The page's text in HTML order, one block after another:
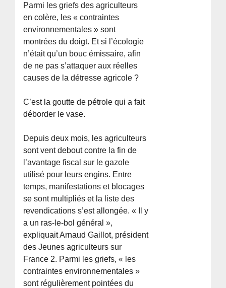
Parmi les griefs des agriculteurs
en colère, les « contraintes
environnementales » sont
montrées du doigt. Et si l’écologie
n’était qu’un bouc émissaire, afin
de ne pas s’attaquer aux réelles
causes de la détresse agricole ?
C’est la goutte de pétrole qui a fait
déborder le vase.
Depuis deux mois, les agriculteurs
sont vent debout contre la fin de
l’avantage fiscal sur le gazole
utilisé pour leurs engins. Entre
temps, manifestations et blocages
se sont multipliés et la liste des
revendications s’est allongée. « Il y
a un ras-le-bol général »,
expliquait Arnaud Gaillot, président
des Jeunes agriculteurs sur
France 2. Parmi les griefs, « les
contraintes environnementales »
sont régulièrement pointées du